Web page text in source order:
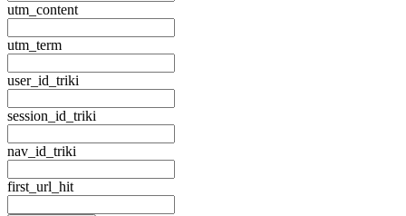
utm_content
utm_term
user_id_triki
session_id_triki
nav_id_triki
first_url_hit